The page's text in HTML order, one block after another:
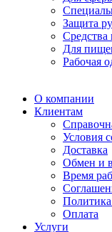
Защита
Для
Рабочая
О компании
Клиентам
Условия
Доставка
Обмен и
Время
Оплата
Услуги